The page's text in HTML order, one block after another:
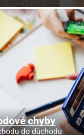
chyby
do důchodu